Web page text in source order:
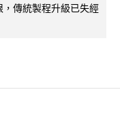
傳統製程升級已失經